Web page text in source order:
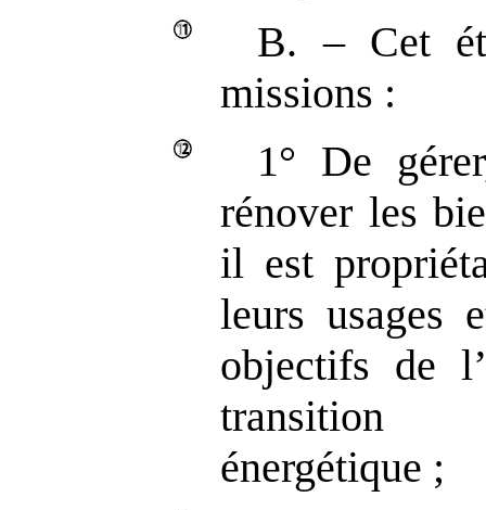
B. – Cet
missions :
1° De
rénover les
il est
leurs usages
objectifs de
transition
énergétique ;